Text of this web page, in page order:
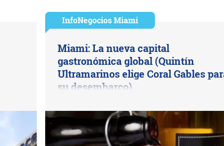
InfoNegocios Miami
Miami: La nueva capital
gastronómica global (Quintín
Ultramarinos elige Coral Gables
su desembarco)